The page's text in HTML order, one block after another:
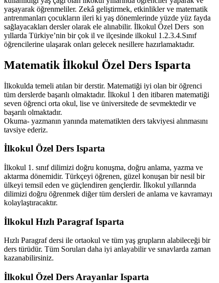
yaşayarak öğrenmeliler. Zekâ geliştirmek, etkinlikler ve matematik
antrenmanları çocukların ileri ki yaş dönemlerinde yüzde yüz fayda
sağlayacakları dersler olarak ele alınabilir. İlkokul Özel Ders son
yıllarda Türkiye’nin bir çok il ve ilçesinde ilkokul 1.2.3.4.Sınıf
öğrencilerine ulaşarak onları gelecek nesillere hazırlamaktadır.
Matematik İlkokul Özel Ders Isparta
İlkokulda temeli atılan bir derstir. Matematiği iyi olan bir öğrenci
tüm derslerde başarılı olmaktadır. İlkokul 1 den itibaren matematiği
seven öğrenci orta okul, lise ve üniversitede de sevmektedir ve
başarılı olmaktadır.
Okuma- yazmanın yanında matematikten ders takviyesi alınmasını
tavsiye ederiz.
İlkokul Özel Ders Isparta
İlkokul 1. sınıf dilimizi doğru konuşma, doğru anlama, yazma ve
aktarma dönemidir. Türkçeyi öğrenen, güzel konuşan bir nesil bir
ülkeyi temsil eden ve güçlendiren gençlerdir. İlkokul yıllarında
dilimizi doğru öğrenmek diğer tüm dersleri de anlama ve kavramayı
kolaylaştıracaktır.
İlkokul Hızlı Paragraf Isparta
Hızlı Paragraf dersi ile ortaokul ve tüm yaş grupların alabileceği bir
ders türüdür. Tüm Soruları daha iyi anlayabilir ve sınavlarda zaman
kazanabilirsiniz.
İlkokul Özel Ders Arayanlar Isparta